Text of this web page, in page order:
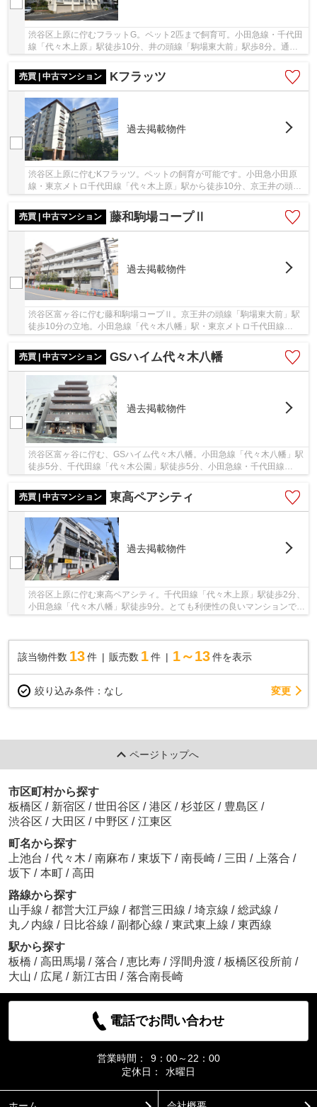
渋谷区上原に佇むフラットG。ペット2匹まで飼育可。小田急線・千代田
線「代々木上原」駅徒歩10分、井の頭線「駒場東大前」駅歩8分。通勤
売買 | 中古マンション
Kフラッツ
過去掲載物件
渋谷区上原に佇むKフラッツ。ペットの飼育が可能です。小田急小田原
線・東京メトロ千代田線「代々木上原」駅から徒歩10分、京王井の頭線
売買 | 中古マンション
藤和駒場コープⅡ
過去掲載物件
渋谷区富ヶ谷に佇む藤和駒場コープⅡ。京王井の頭線「駒場東大前」駅
徒歩10分の立地。小田急線「代々木八幡」駅・東京メトロ千代田線
売買 | 中古マンション
GSハイム代々木八幡
過去掲載物件
渋谷区富ヶ谷に佇む、GSハイム代々木八幡。小田急線「代々木八幡」駅
徒歩5分、千代田線「代々木公園」駅徒歩5分、小田急線・千代田線
売買 | 中古マンション
東高ペアシティ
過去掲載物件
渋谷区上原に佇む東高ペアシティ。千代田線「代々木上原」駅徒歩2分、
小田急線「代々木八幡」駅徒歩9分。とても利便性の良いマンションで
す。周辺にはお店も多く、買いものにも困りま...
該当物件数 13件 販売数 1 件 1～13 件を表示
絞り込み条件： なし 変更
ページトップへ
市区町村から探す
板橋区 / 新宿区 / 世田谷区 / 港区 / 杉並区 / 豊島区 /
渋谷区 / 大田区 / 中野区 / 江東区
町名から探す
上池台 / 代々木 / 南麻布 / 東坂下 / 南長崎 / 三田 / 上落合 /
坂下 / 本町 / 高田
路線から探す
山手線 / 都営大江戸線 / 都営三田線 / 埼京線 / 総武線 /
丸ノ内線 / 日比谷線 / 副都心線 / 東武東上線 / 東西線
駅から探す
板橋 / 高田馬場 / 落合 / 恵比寿 / 浮間舟渡 / 板橋区役所前 /
大山 / 広尾 / 新江古田 / 落合南長崎
電話でお問い合わせ
営業時間：
9：00～22：00
定休日：
水曜日